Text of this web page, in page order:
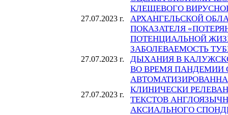
27.07.2023 г.
КЛЕЩЕВОГО
АРХАНГЕЛЬСКОЙ
ПОКАЗАТЕЛЯ
ПОТЕНЦИАЛЬНОЙ
27.07.2023 г.
ЗАБОЛЕВАЕМОСТЬ
ДЫХАНИЯ В
ВО ВРЕМЯ ПАНДЕМИИ
27.07.2023 г.
КЛИНИЧЕСКИ
ТЕКСТОВ
АКСИАЛЬНОГО